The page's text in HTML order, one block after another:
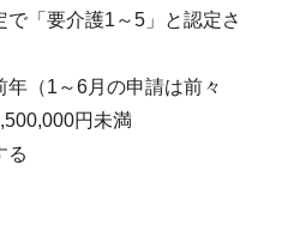
で「要介護1～5」と認定さ
年（1～6月の申請は前々
円未満
る